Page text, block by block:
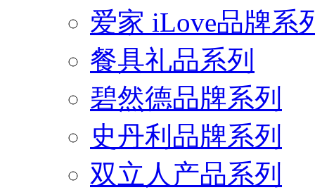
爱家 iLove品牌系
餐具礼品系列
碧然德品牌系列
史丹利品牌系列
双立人产品系列